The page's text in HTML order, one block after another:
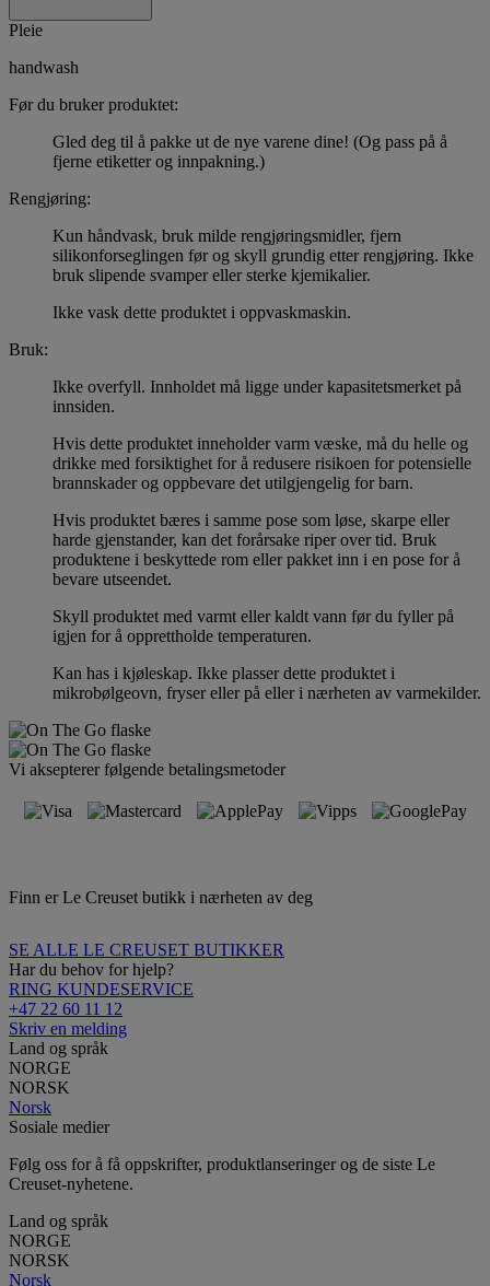
Pleie
handwash
Før du bruker produktet:
Gled deg til å pakke ut de nye varene dine! (Og pass på å
fjerne etiketter og innpakning.)
Rengjøring:
Kun håndvask, bruk milde rengjøringsmidler, fjern
silikonforseglingen før og skyll grundig etter rengjøring. Ikke
bruk slipende svamper eller sterke kjemikalier.
Ikke vask dette produktet i oppvaskmaskin.
Bruk:
Ikke overfyll. Innholdet må ligge under kapasitetsmerket på
innsiden.
Hvis dette produktet inneholder varm væske, må du helle og
drikke med forsiktighet for å redusere risikoen for potensielle
brannskader og oppbevare det utilgjengelig for barn.
Hvis produktet bæres i samme pose som løse, skarpe eller
harde gjenstander, kan det forårsake riper over tid. Bruk
produktene i beskyttede rom eller pakket inn i en pose for å
bevare utseendet.
Skyll produktet med varmt eller kaldt vann før du fyller på
igjen for å opprettholde temperaturen.
Kan has i kjøleskap. Ikke plasser dette produktet i
mikrobølgeovn, fryser eller på eller i nærheten av varmekilder.
Vi aksepterer følgende betalingsmetoder
Finn er Le Creuset butikk i nærheten av deg
SE ALLE LE CREUSET BUTIKKER
Har du behov for hjelp?
RING KUNDESERVICE
+47 22 60 11 12
Skriv en melding
Land og språk
NORGE
NORSK
Norsk
Sosiale medier
Følg oss for å få oppskrifter, produktlanseringer og de siste Le
Creuset-nyhetene.
Land og språk
NORGE
NORSK
Norsk